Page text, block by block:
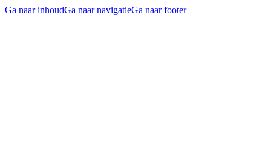
Ga naar inhoudGa naar navigatieGa naar footer